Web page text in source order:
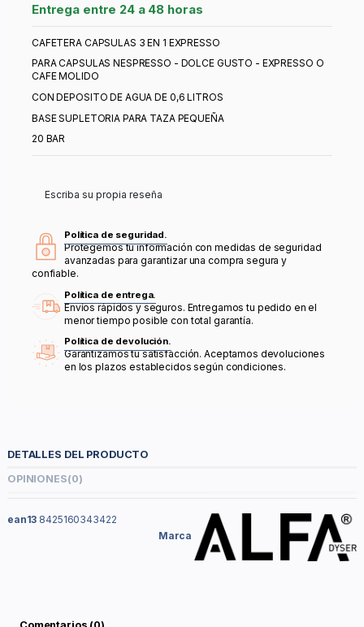
Entrega entre 24 a 48 horas
CAFETERA CAPSULAS 3 EN 1 EXPRESSO
PARA CAPSULAS NESPRESSO - DOLCE GUSTO - EXPRESSO O
CAFE MOLIDO
CON DEPOSITO DE AGUA DE 0,6 LITROS
BASE SUPLETORIA PARA TAZA PEQUEÑA
20 BAR
Escriba su propia reseña
Política de seguridad.
Protegemos tu información con medidas de seguridad
avanzadas para garantizar una compra segura y
confiable.
Política de entrega.
Envíos rápidos y seguros. Entregamos tu pedido en el
menor tiempo posible con total garantía.
Política de devolución.
Garantizamos tu satisfacción. Aceptamos devoluciones
en los plazos establecidos según condiciones.
DETALLES DEL PRODUCTO
OPINIONES(0)
Marca
ean13 8425160343422